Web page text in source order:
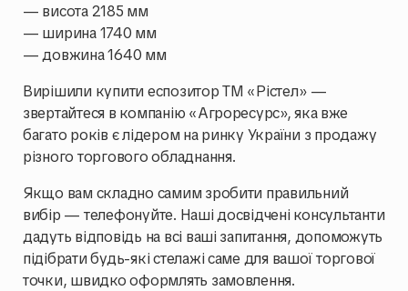
— висота 2185 мм
— ширина 1740 мм
— довжина 1640 мм
Вирішили купити еспозитор ТМ «Рістел» —
звертайтеся в компанію «Агроресурс», яка вже
багато років є лідером на ринку України з продажу
різного торгового обладнання.
Якщо вам складно самим зробити правильний
вибір — телефонуйте. Наші досвідчені консультанти
дадуть відповідь на всі ваші запитання, допоможуть
підібрати будь-які стелажі саме для вашої торгової
точки, швидко оформлять замовлення.